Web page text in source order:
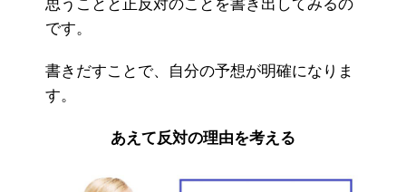
思うことと正反対のことを書き出してみるの
です。
書きだすことで、自分の予想が明確になりま
す。
あえて反対の理由を考える